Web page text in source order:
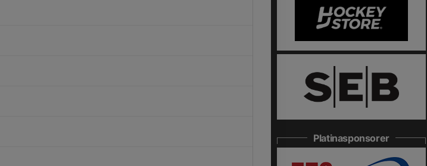
Platinasponsorer